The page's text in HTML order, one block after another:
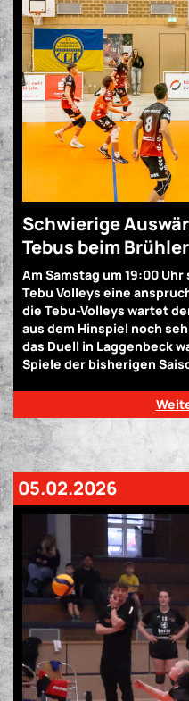
Schwierige
Tebus beim
Am Samstag um 19:00
Tebu Volleys eine
die Tebu-Volleys wartet
aus dem Hinspiel noch
das Duell in Laggenbeck
Spiele der bisherigen
05.02.2026